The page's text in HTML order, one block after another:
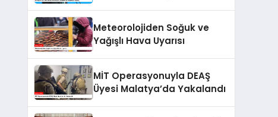
Meteorolojiden Soğuk ve
Yağışlı Hava Uyarısı
MİT Operasyonuyla DEAŞ
Üyesi Malatya’da Yakalandı